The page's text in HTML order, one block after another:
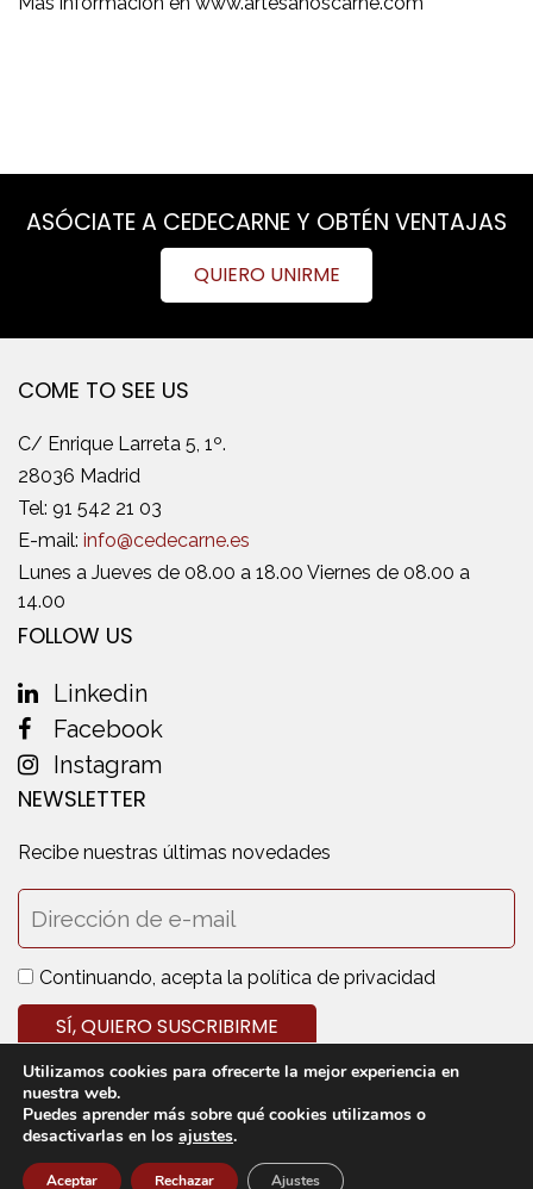
ASÓCIATE A CEDECARNE Y OBTÉN VENTAJAS
QUIERO UNIRME
COME TO SEE US
C/ Enrique Larreta 5, 1º.
28036 Madrid
Tel: 91 542 21 03
E-mail: info@cedecarne.es
Lunes a Jueves de 08.00 a 18.00 Viernes de 08.00 a
14.00
FOLLOW US
Linkedin
Facebook
Instagram
NEWSLETTER
Recibe nuestras últimas novedades
Continuando, acepta la política de privacidad
© 2020 Cedecarne - Todos los derechos reservados
Aviso legal Política de privacidad Política de cookies
Utilizamos cookies para ofrecerte la mejor experiencia en
nuestra web.
Puedes aprender más sobre qué cookies utilizamos o
desactivarlas en los ajustes.
Aceptar Rechazar Ajustes